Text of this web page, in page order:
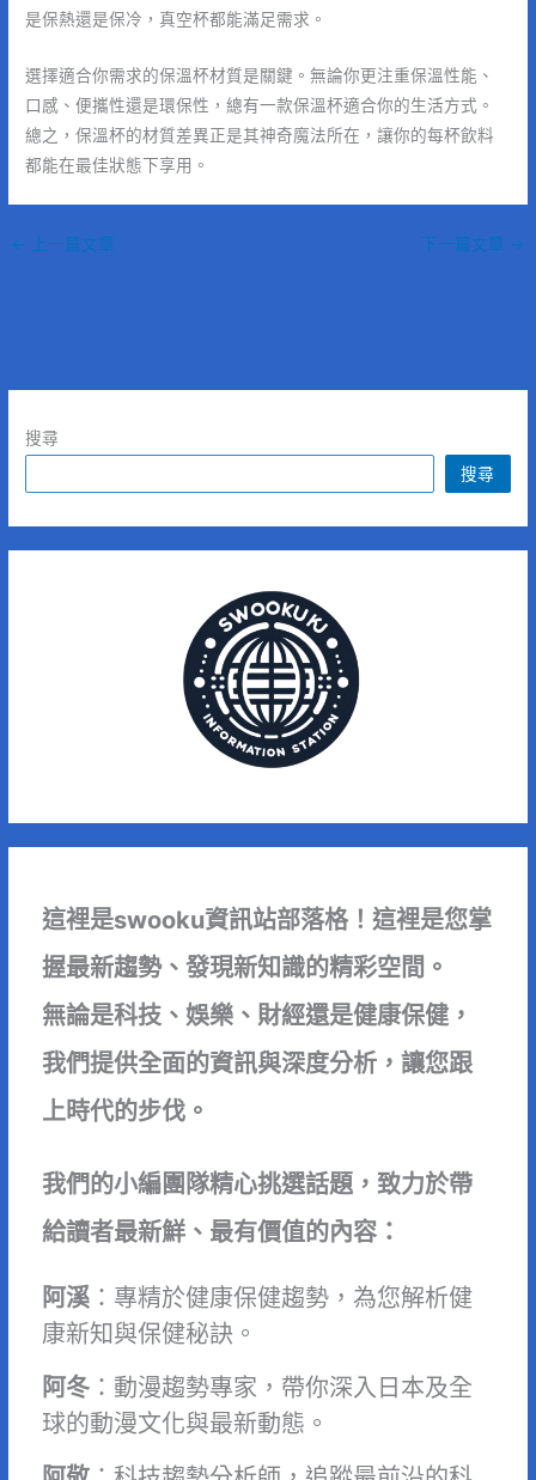
是保熱還是保冷，真空杯都能滿足需求。
選擇適合你需求的保溫杯材質是關鍵。無論你更注重保溫性能、
口感、便攜性還是環保性，總有一款保溫杯適合你的生活方式。
總之，保溫杯的材質差異正是其神奇魔法所在，讓你的每杯飲料
都能在最佳狀態下享用。
← 上一篇文章 下一篇文章 →
搜尋
搜尋
這裡是swooku資訊站部落格！這裡是您掌
握最新趨勢、發現新知識的精彩空間。
無論是科技、娛樂、財經還是健康保健，
我們提供全面的資訊與深度分析，讓您跟
上時代的步伐。
我們的小編團隊精心挑選話題，致力於帶
給讀者最新鮮、最有價值的內容：
阿溪：專精於健康保健趨勢，為您解析健
康新知與保健秘訣。
阿冬：動漫趨勢專家，帶你深入日本及全
球的動漫文化與最新動態。